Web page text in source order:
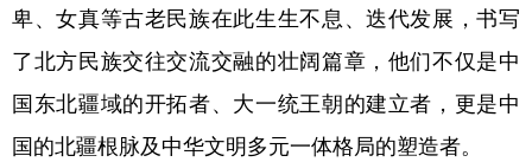
卑、女真等古老民族在此生生不息、迭代发展，书写
了北方民族交往交流交融的壮阔篇章，他们不仅是中
国东北疆域的开拓者、大一统王朝的建立者，更是中
国的北疆根脉及中华文明多元一体格局的塑造者。